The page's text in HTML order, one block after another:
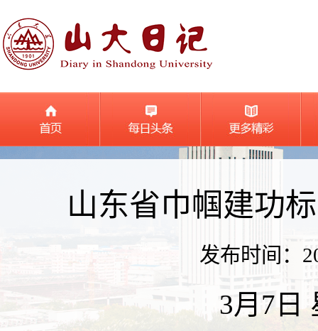
山东省巾帼建功
发布时间：
3月7日